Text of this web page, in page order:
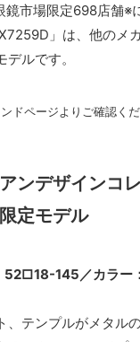
市場限定698店舗※
」は、他のメ
ルです。
ドページよりご確認く
ンデザインコ
定モデル
145／カラー
、テンプルがメタル